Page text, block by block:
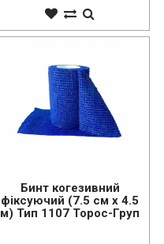
Бинт когезивний
фіксуючий (7.5 см х 4.5
м) Тип 1107 Торос-Груп